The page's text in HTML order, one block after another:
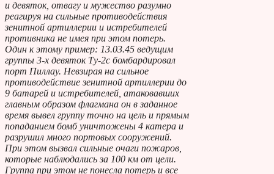
и девяток, отвагу и мужество разумно
реагируя на сильные противодействия
зенитной артиллерии и истребителей
противника не имея при этом потерь.
Один к этому пример: 13.03.45 ведущим
группы 3-х девяток Ту-2с бомбардировал
порт Пиллау. Невзирая на сильное
противодействие зенитной артиллерии до
9 батарей и истребителей, атаковавших
главным образом флагмана он в заданное
время вывел группу точно на цель и прямым
попаданием бомб уничтожены 4 катера и
разрушил много портовых сооружений.
При этом вызвал сильные очаги пожаров,
которые наблюдались за 100 км от цели.
Группа при этом не понесла потерь и все